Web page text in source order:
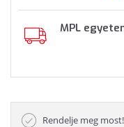
MPL
Rendelje meg most!